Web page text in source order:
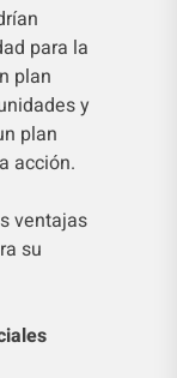
para la
plan
y
plan
acción.
ventajas
su